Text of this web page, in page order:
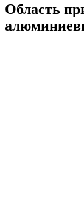
Область